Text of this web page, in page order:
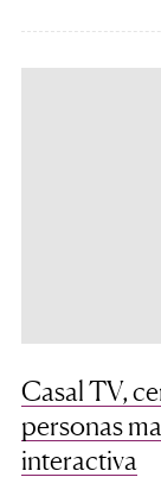
Casal TV,
personas
interactiva